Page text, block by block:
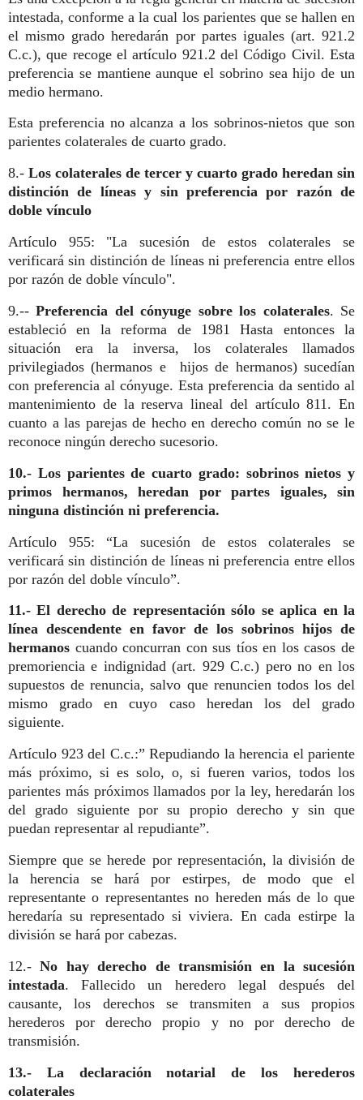
intestada, conforme a la cual los parientes que se hallen en
el mismo grado heredarán por partes iguales (art. 921.2
C.c.), que recoge el artículo 921.2 del Código Civil. Esta
preferencia se mantiene aunque el sobrino sea hijo de un
medio hermano.
Esta preferencia no alcanza a los sobrinos-nietos que son
parientes colaterales de cuarto grado.
8.- Los colaterales de tercer y cuarto grado heredan sin
distinción de líneas y sin preferencia por razón de
doble vínculo
Artículo 955: "La sucesión de estos colaterales se
verificará sin distinción de líneas ni preferencia entre ellos
por razón de doble vínculo".
9.--Preferencia del cónyuge sobre los colaterales. Se
estableció en la reforma de 1981 Hasta entonces la
situación era la inversa, los colaterales llamados
privilegiados (hermanos e hijos de hermanos) sucedían
con preferencia al cónyuge. Esta preferencia da sentido al
mantenimiento de la reserva lineal del artículo 811. En
cuanto a las parejas de hecho en derecho común no se le
reconoce ningún derecho sucesorio.
10.- Los parientes de cuarto grado: sobrinos nietos y
primos hermanos, heredan por partes iguales, sin
ninguna distinción ni preferencia.
Artículo 955: “La sucesión de estos colaterales se
verificará sin distinción de líneas ni preferencia entre ellos
por razón del doble vínculo”.
11.- El derecho de representación sólo se aplica en la
línea descendente en favor de los sobrinos hijos de
hermanos cuando concurran con sus tíos en los casos de
premoriencia e indignidad (art. 929 C.c.) pero no en los
supuestos de renuncia, salvo que renuncien todos los del
mismo grado en cuyo caso heredan los del grado
siguiente.
Artículo 923 del C.c.:” Repudiando la herencia el pariente
más próximo, si es solo, o, si fueren varios, todos los
parientes más próximos llamados por la ley, heredarán los
del grado siguiente por su propio derecho y sin que
puedan representar al repudiante”.
Siempre que se herede por representación, la división de
la herencia se hará por estirpes, de modo que el
representante o representantes no hereden más de lo que
heredaría su representado si viviera. En cada estirpe la
división se hará por cabezas.
12.-No hay derecho de transmisión en la sucesión
intestada. Fallecido un heredero legal después del
causante, los derechos se transmiten a sus propios
herederos por derecho propio y no por derecho de
transmisión.
13.- La declaración notarial de los herederos
colaterales